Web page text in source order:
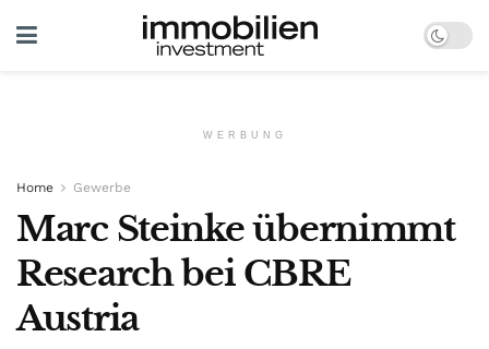
WERBUNG
Home Gewerbe
Marc Steinke übernimmt
Research bei CBRE
Austria